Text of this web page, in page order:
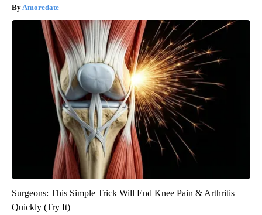
Amoredate
Surgeons: This Simple Trick Will End Knee Pain & Arthritis
Quickly (Try It)